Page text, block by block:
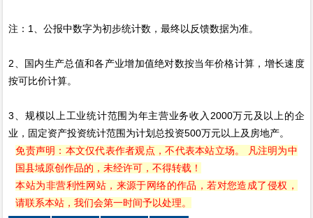
注：1、公报中数字为初步统计数，最终以反馈数据为准。
2、国内生产总值和各产业增加值绝对数按当年价格计算，增长速度
按可比价计算。
3、规模以上工业统计范围为年主营业务收入2000万元及以上的企
业，固定资产投资统计范围为计划总投资500万元以上及房地产。
免责声明：本文仅代表作者观点，不代表本站立场。 凡注明为中
国县域原创作品的，未经许可，不得转载！
本站为非营利性网站，来源于网络的作品，若对您造成了侵权，
请联系本站，我们会第一时间予以处理。